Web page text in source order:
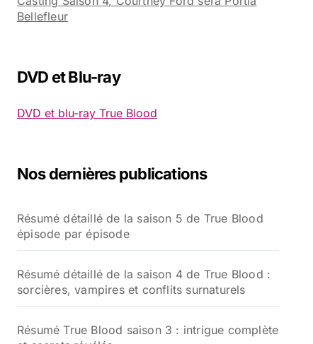
Bellefleur
DVD et Blu-ray
DVD et blu-ray True Blood
Nos dernières publications
Résumé détaillé de la saison 5 de True Blood
épisode par épisode
Résumé détaillé de la saison 4 de True Blood :
sorcières, vampires et conflits surnaturels
Résumé True Blood saison 3 : intrigue complète